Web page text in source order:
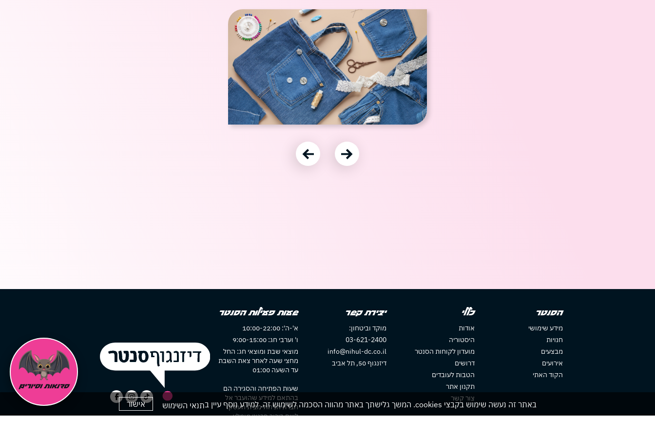
באתר זה נעשה שימוש בקבצי cookies. המשך גלישתך באתר מהווה הסכמה לשימוש זה. למידע נוסף עיין ב תנאי השימוש אישור
עבור לתמונה הקודמת עבור לתמונה הבאה
הסנטר
מידע שימושי
חנויות
מבצעים
אירועים
הקוד האתי
כללי
אודות
היסטוריה
מועדון לקוחות הסנטר
דרושים
הטבות לעובדים
תקנון אתר
צור קשר
יצירת קשר
מוקד וביטחון:
03-621-2400
info@nihul-dc.co.il
דיזנגוף 50, תל אביב
שעות פעילות הסנטר
א'-ה': 10:00-22:00
ו' וערבי חג: 9:00-15:00
מוצאי שבת ומוצאי חג: החל
מחצי שעה לאחר צאת השבת
עד השעה 01:00
שעות הפתיחה והסגירה הם
בהתאם למידע שהועבר אל
חברת הניהול מבית העסק.
לשם בירור פרטני מומלץ